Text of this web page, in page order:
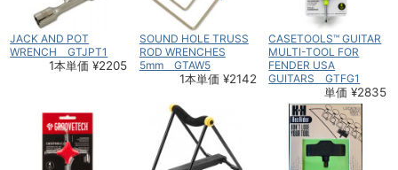
JACK AND POT
WRENCH GTJPT1
1本単価 ¥2205
SOUND HOLE TRUSS
ROD WRENCHES
5mm GTAW5
1本単価 ¥2142
CASETOOLS™ GUITAR
MULTI-TOOL FOR
FENDER USA
GUITARS GTFG1
単価 ¥2835